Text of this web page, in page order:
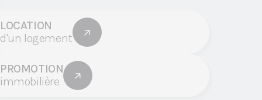
de confidentialité, en garantissant la conformité avec
LOCATION
d'un logement
PROMOTION
immobilière